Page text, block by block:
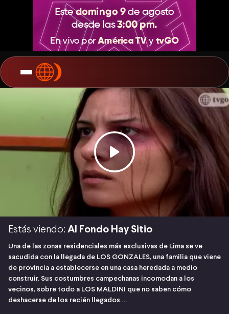
Estás viendo: Al Fondo Hay Sitio
Una de las zonas residenciales más exclusivas de Lima se ve
sacudida con la llegada de LOS GONZALES, una familia que viene
de provincia a establecerse en una casa heredada a medio
construir. Sus costumbres campechanas incomodan a los
vecinos, sobre todo a LOS MALDINI que no saben cómo
deshacerse de los recién llegados….